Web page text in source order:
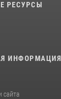
РЕСУРСЫ
ИНФОРМАЦИЯ
сайта